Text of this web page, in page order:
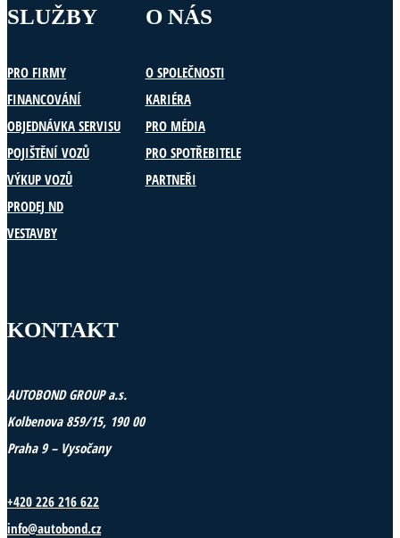
SLUŽBY
PRO FIRMY
FINANCOVÁNÍ
OBJEDNÁVKA SERVISU
POJIŠTĚNÍ VOZŮ
VÝKUP VOZŮ
PRODEJ ND
VESTAVBY
O NÁS
O SPOLEČNOSTI
KARIÉRA
PRO MÉDIA
PRO SPOTŘEBITELE
PARTNEŘI
KONTAKT
AUTOBOND GROUP a.s.
Kolbenova 859/15, 190 00
Praha 9 – Vysočany
+420 226 216 622
info@autobond.cz